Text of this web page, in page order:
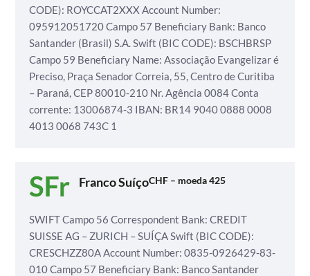
CODE): ROYCCAT2XXX Account Number:
095912051720Campo 57 Beneficiary Bank: Banco
Santander (Brasil) S.A.Swift (BIC CODE): BSCHBRSP
Campo 59 Beneficiary Name: Associação Evangelizar é
Preciso, Praça Senador Correia, 55, Centro de Curitiba
– Paraná, CEP 80010-210 Nr. Agência 0084Conta
corrente: 13006874-3 IBAN: BR14 9040 0888 0008
4013 0068 743C 1
Franco SuíçoCHF – moeda 425
SWIFTCampo 56 Correspondent Bank: CREDIT
SUISSE AG – ZURICH – SUÍÇASwift (BIC CODE):
CRESCHZZ80AAccount Number: 0835-0926429-83-
010Campo 57 Beneficiary Bank: Banco Santander